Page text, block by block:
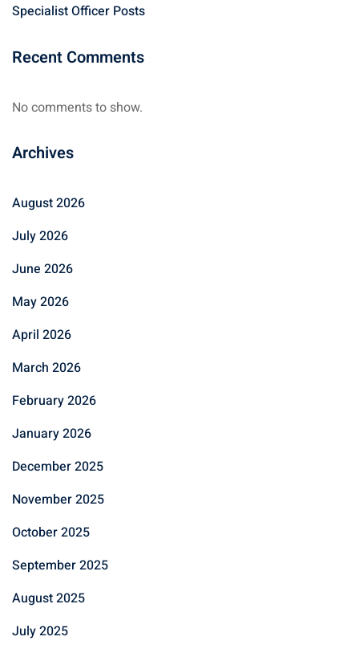
Specialist Officer Posts
Recent Comments
No comments to show.
Archives
August 2026
July 2026
June 2026
May 2026
April 2026
March 2026
February 2026
January 2026
December 2025
November 2025
October 2025
September 2025
August 2025
July 2025